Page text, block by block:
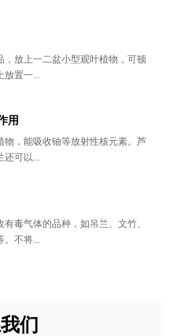
放上一二盆小型观叶植物，可顿
放置一...
用
，能吸收铀等放射性核元素。芦
还可以...
毒气体的品种，如吊兰、文竹、
。不将...
们